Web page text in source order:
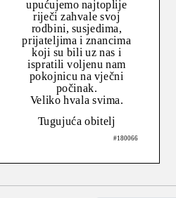
upućujemo najtoplije
riječi zahvale svoj
rodbini, susjedima,
prijateljima i znancima
koji su bili uz nas i
ispratili voljenu nam
pokojnicu na vječni
počinak.
Veliko hvala svima.
Tugujuća obitelj
#180066